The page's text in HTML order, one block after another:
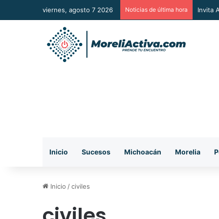
viernes, agosto 7 2026 Noticias de última hora
Inicio Sucesos Michoacán Morelia
Inicio /civiles